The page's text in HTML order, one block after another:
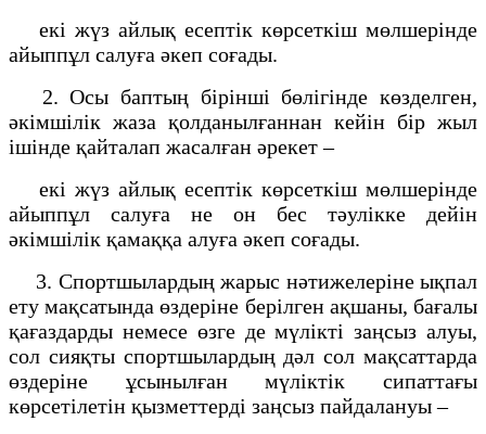
екі жүз айлық есептiк көрсеткiш мөлшерiнде
айыппұл салуға әкеп соғады.
2. Осы баптың бірінші бөлігінде көзделген,
әкімшілік жаза қолданылғаннан кейін бір жыл
ішінде қайталап жасалған әрекет –
екі жүз айлық есептік көрсеткіш мөлшерінде
айыппұл салуға не он бес тәулікке дейін
әкімшілік қамаққа алуға әкеп соғады.
3. Спортшылардың жарыс нәтижелеріне ықпал
ету мақсатында өздеріне берілген ақшаны, бағалы
қағаздарды немесе өзге де мүлікті заңсыз алуы,
сол сияқты спортшылардың дәл сол мақсаттарда
өздеріне ұсынылған мүліктік сипаттағы
көрсетілетін қызметтерді заңсыз пайдалануы –